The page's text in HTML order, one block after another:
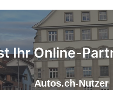
Ihr Online-
Autos.ch-Nutzer